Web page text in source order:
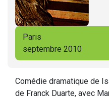
Paris
septembre 2010
Comédie dramatique de
de Franck Duarte, avec